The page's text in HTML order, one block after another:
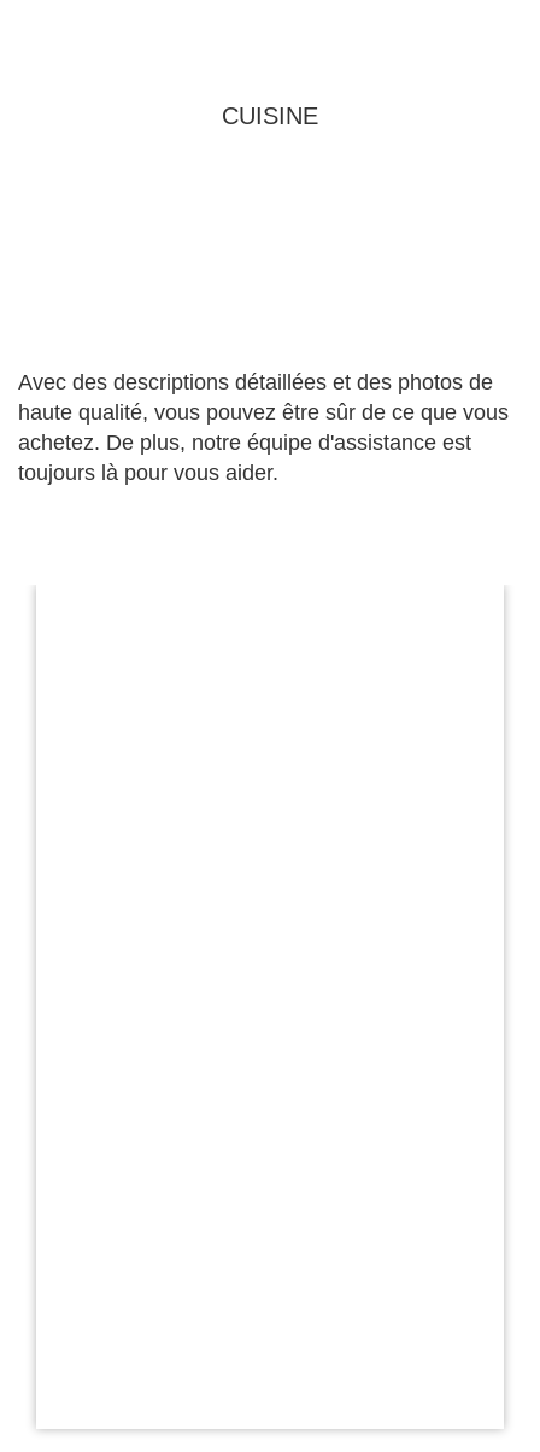
CUISINE
Avec des descriptions détaillées et des photos de
haute qualité, vous pouvez être sûr de ce que vous
achetez. De plus, notre équipe d'assistance est
toujours là pour vous aider.